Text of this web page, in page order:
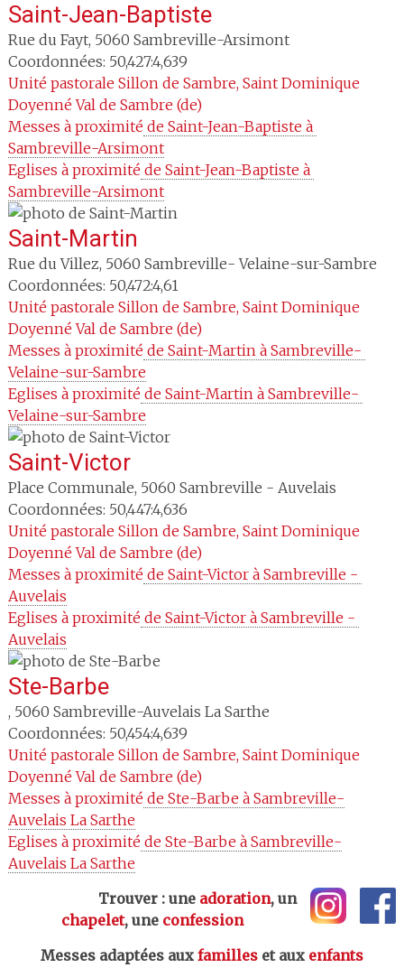
Saint-Jean-Baptiste
Rue du Fayt, 5060 Sambreville-Arsimont
Coordonnées: 50,427:4,639
Unité pastorale Sillon de Sambre, Saint Dominique
DoyennéVal de Sambre (de)
Messes à proximité de Saint-Jean-Baptiste à
Sambreville-Arsimont
Eglises à proximité de Saint-Jean-Baptiste à
Sambreville-Arsimont
Saint-Martin
Rue du Villez, 5060 Sambreville- Velaine-sur-Sambre
Coordonnées: 50,472:4,61
Unité pastorale Sillon de Sambre, Saint Dominique
DoyennéVal de Sambre (de)
Messes à proximité de Saint-Martin à Sambreville-
Velaine-sur-Sambre
Eglises à proximité de Saint-Martin à Sambreville-
Velaine-sur-Sambre
Saint-Victor
Place Communale, 5060 Sambreville - Auvelais
Coordonnées: 50,447:4,636
Unité pastorale Sillon de Sambre, Saint Dominique
DoyennéVal de Sambre (de)
Messes à proximité de Saint-Victor à Sambreville -
Auvelais
Eglises à proximité de Saint-Victor à Sambreville -
Auvelais
Ste-Barbe
, 5060 Sambreville-Auvelais La Sarthe
Coordonnées: 50,454:4,639
Unité pastorale Sillon de Sambre, Saint Dominique
DoyennéVal de Sambre (de)
Messes à proximité de Ste-Barbe à Sambreville-
Auvelais La Sarthe
Eglises à proximité de Ste-Barbe à Sambreville-
Auvelais La Sarthe
Trouver : une adoration, un
chapelet, une confession
Messes adaptées aux familleset aux enfants